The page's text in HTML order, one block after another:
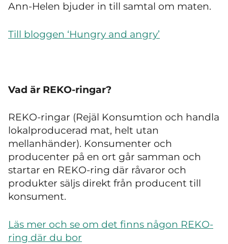
Ann-Helen bjuder in till samtal om maten.
Till bloggen ‘Hungry and angry’
Vad är REKO-ringar?
REKO-ringar (Rejäl Konsumtion och handla
lokalproducerad mat, helt utan
mellanhänder). Konsumenter och
producenter på en ort går samman och
startar en REKO-ring där råvaror och
produkter säljs direkt från producent till
konsument.
Läs mer och se om det finns någon REKO-
ring där du bor